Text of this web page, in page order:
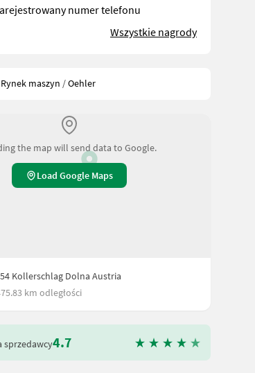
Syphonabscheider, Sattelstützwinde,
numer telefonu
Wszystkie nagrody
Rynek maszyn /Oehler
the map will send data to Google.
Load Google Maps
Kollerschlag Dolna Austria
km odległości
sprzedawcy4.7